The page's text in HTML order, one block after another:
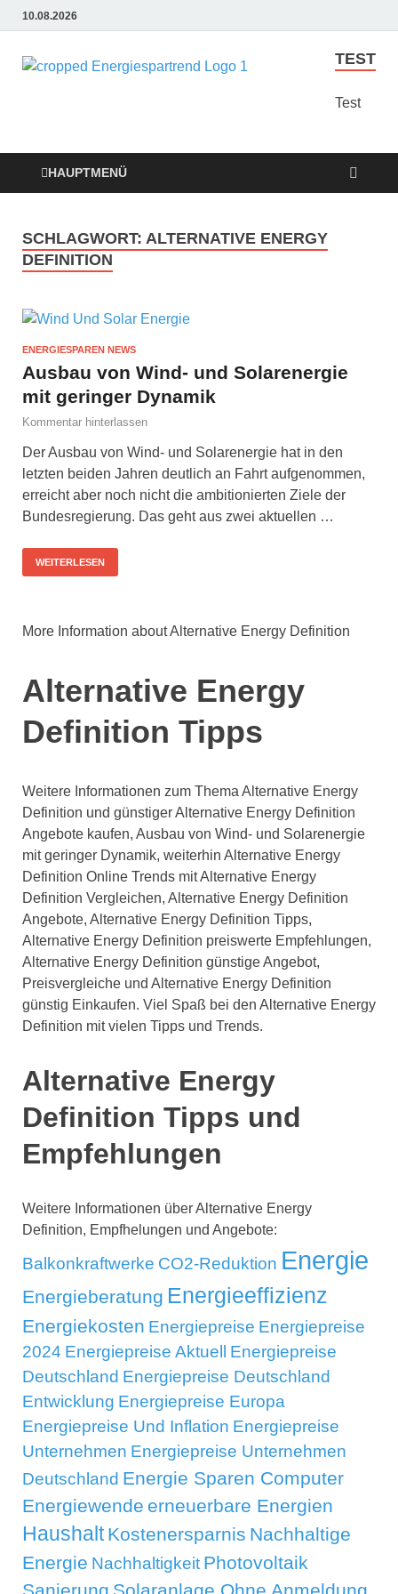
10.08.2026
Energie
Trend
Angebote sindt der
TEST
Test
HAUPTMENÜ
SCHLAGWORT: ALTERNATIVE ENERGY
DEFINITION
ENERGIESPAREN NEWS
Ausbau von Wind- und Solarenergie
mit geringer Dynamik
Kommentar hinterlassen
Der Ausbau von Wind- und Solarenergie hat in den
letzten beiden Jahren deutlich an Fahrt aufgenommen,
erreicht aber noch nicht die ambitionierten Ziele der
Bundesregierung. Das geht aus zwei aktuellen …
WEITERLESEN
More Information about Alternative Energy Definition
Alternative Energy
Definition Tipps
Weitere Informationen zum Thema Alternative Energy
Definition und günstiger Alternative Energy Definition
Angebote kaufen, Ausbau von Wind- und Solarenergie
mit geringer Dynamik, weiterhin Alternative Energy
Definition Online Trends mit Alternative Energy
Definition Vergleichen, Alternative Energy Definition
Angebote, Alternative Energy Definition Tipps,
Alternative Energy Definition preiswerte Empfehlungen,
Alternative Energy Definition günstige Angebot,
Preisvergleiche und Alternative Energy Definition
günstig Einkaufen. Viel Spaß bei den Alternative Energy
Definition mit vielen Tipps und Trends.
Alternative Energy
Definition Tipps und
Empfehlungen
Weitere Informationen über Alternative Energy
Definition, Empfhelungen und Angebote:
Balkonkraftwerke CO2-Reduktion Energie
Energieberatung Energieeffizienz
Energiekosten Energiepreise Energiepreise
2024 Energiepreise Aktuell
Energiepreise
Deutschland Energiepreise Deutschland
Entwicklung Energiepreise Europa
Energiepreise Und Inflation Energiepreise
Unternehmen Energiepreise Unternehmen
Deutschland Energie Sparen Computer
Energiewende erneuerbare Energien
Haushalt Kostenersparnis Nachhaltige
Energie Nachhaltigkeit Photovoltaik